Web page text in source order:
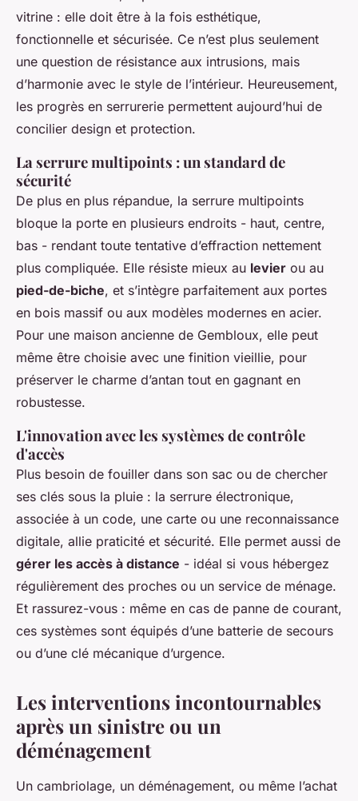
vitrine : elle doit être à la fois esthétique,
fonctionnelle et sécurisée. Ce n’est plus seulement
une question de résistance aux intrusions, mais
d’harmonie avec le style de l’intérieur. Heureusement,
les progrès en serrurerie permettent aujourd’hui de
concilier design et protection.
La serrure multipoints : un standard de
sécurité
De plus en plus répandue, la serrure multipoints
bloque la porte en plusieurs endroits - haut, centre,
bas - rendant toute tentative d’effraction nettement
plus compliquée. Elle résiste mieux au levier ou au
pied-de-biche, et s’intègre parfaitement aux portes
en bois massif ou aux modèles modernes en acier.
Pour une maison ancienne de Gembloux, elle peut
même être choisie avec une finition vieillie, pour
préserver le charme d’antan tout en gagnant en
robustesse.
L'innovation avec les systèmes de contrôle
d'accès
Plus besoin de fouiller dans son sac ou de chercher
ses clés sous la pluie : la serrure électronique,
associée à un code, une carte ou une reconnaissance
digitale, allie praticité et sécurité. Elle permet aussi de
gérer les accès à distance - idéal si vous hébergez
régulièrement des proches ou un service de ménage.
Et rassurez-vous : même en cas de panne de courant,
ces systèmes sont équipés d’une batterie de secours
ou d’une clé mécanique d’urgence.
Les interventions incontournables
après un sinistre ou un
déménagement
Un cambriolage, un déménagement, ou même l’achat